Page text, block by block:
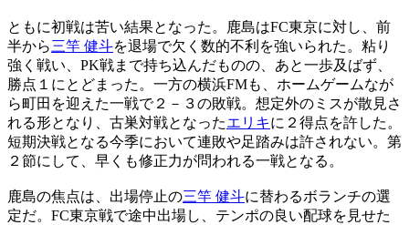
ともに初戦は苦い結果となった。鹿島はFC東京に対し、前
半から三竿 健斗を退場で欠く数的不利を強いられた。粘り
強く戦い、PK戦まで持ち込んだものの、あと一歩及ばず、
勝点１にとどまった。一方の横浜FMも、ホームゲームなが
ら町田を迎えた一戦で２－３の敗戦。想定外のミスが散見さ
れる形となり、古巣対戦となったエリキに２得点を許した。
短期決戦となる今季において連敗や足踏みは許されない。第
２節にして、早くも修正力が問われる一戦となる。
鹿島の焦点は、出場停止の三竿 健斗に替わるボランチの選
定だ。FC東京戦で途中出場し、テンポの良い配球を見せた